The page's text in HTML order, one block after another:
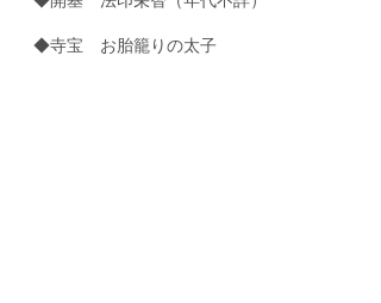
◆寺宝 お胎籠りの太子